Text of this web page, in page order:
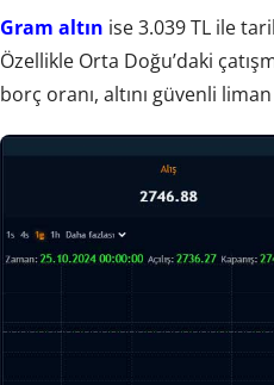
Gram altın ise 3.039 TL ile
Özellikle Orta Doğu’daki
borç oranı, altını güvenli